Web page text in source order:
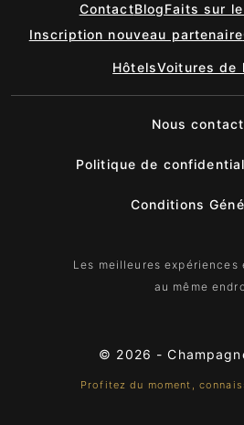
ContactBlogFaits sur
Inscription nouveau partenaire
HôtelsVoitures de
Nous
Politique de
Conditions
Les meilleures expériences
au même
© 2026 -
Profitez du moment,